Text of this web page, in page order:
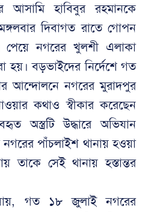
আসামি হাবিবুর রহমানকে
দিবাগত রাতে গোপন
পেয়ে নগরের খুলশী এলাকা
হয়। বড়ভাইদের নির্দেশে গত
আন্দোলনে নগরের মুরাদপুর
কথাও স্বীকার করেছেন
অস্ত্রটি উদ্ধারে অভিযান
নগরের পাঁচলাইশ থানায় হওয়া
তাকে সেই থানায় হস্তান্তর
গত ১৮ জুলাই নগরের